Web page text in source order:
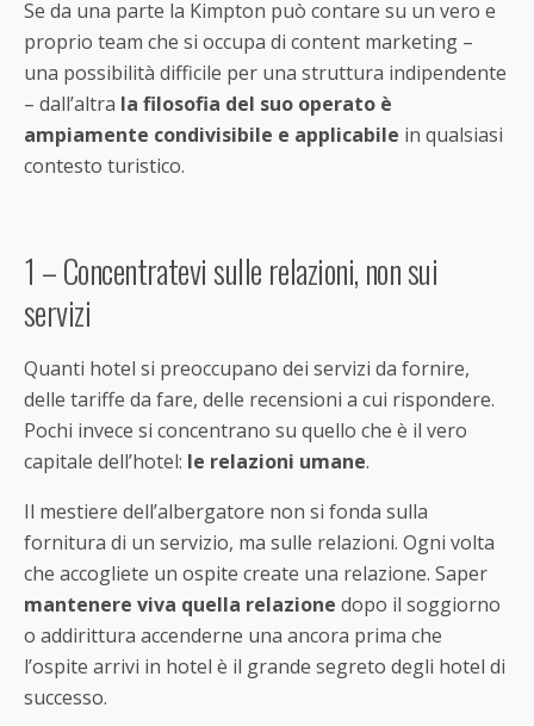
Se da una parte la Kimpton può contare su un vero e
proprio team che si occupa di content marketing –
una possibilità difficile per una struttura indipendente
– dall’altra la filosofia del suo operato è
ampiamente condivisibile e applicabile in qualsiasi
contesto turistico.
1 – Concentratevi sulle relazioni, non sui
servizi
Quanti hotel si preoccupano dei servizi da fornire,
delle tariffe da fare, delle recensioni a cui rispondere.
Pochi invece si concentrano su quello che è il vero
capitale dell’hotel: le relazioni umane.
Il mestiere dell’albergatore non si fonda sulla
fornitura di un servizio, ma sulle relazioni. Ogni volta
che accogliete un ospite create una relazione. Saper
mantenere viva quella relazione dopo il soggiorno
o addirittura accenderne una ancora prima che
l’ospite arrivi in hotel è il grande segreto degli hotel di
successo.